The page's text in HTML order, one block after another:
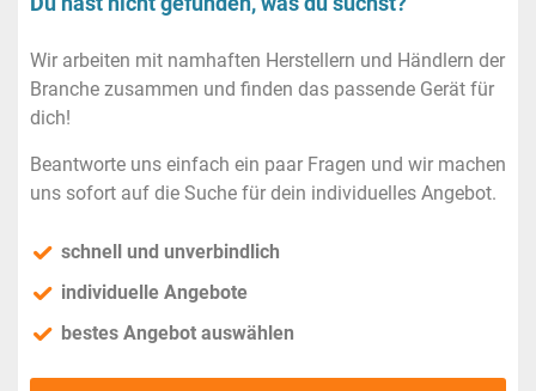
Wir arbeiten mit namhaften Herstellern und Händlern der
Branche zusammen und finden das passende Gerät für
dich!
Beantworte uns einfach ein paar Fragen und wir machen
uns sofort auf die Suche für dein individuelles Angebot.
schnell und unverbindlich
individuelle Angebote
bestes Angebot auswählen